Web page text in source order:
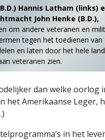
Hannis Latham (links)
John Henke (B.D.),
om andere veteranen en
tegen het toedienen van
en laten door het hele land
veteranen zien.
dan welke oorlog
het Amerikaanse Leger,
in het